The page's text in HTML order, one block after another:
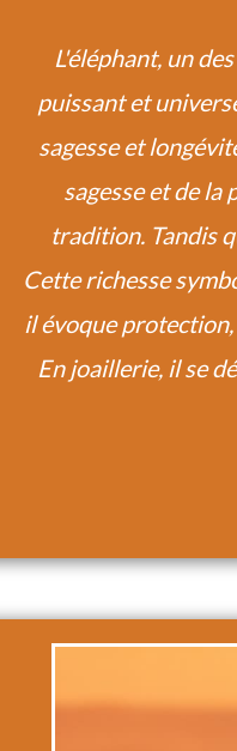
L'éléphant, un
puissant et
sagesse et
sagesse et de
tradition. Tandis
Cette richesse
il évoque
En joaillerie, il se